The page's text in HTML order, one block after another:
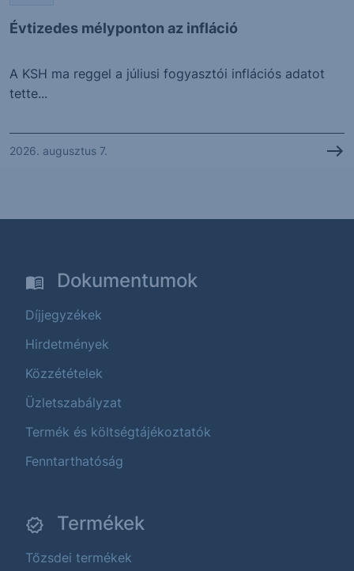
Évtizedes mélyponton az infláció
A KSH ma reggel a júliusi fogyasztói inflációs adatot
tette...
2026. augusztus 7.
Dokumentumok
Díjjegyzékek
Hirdetmények
Közzétételek
Üzletszabályzat
Termék és költségtájékoztatók
Fenntarthatóság
Termékek
Tőzsdei termékek